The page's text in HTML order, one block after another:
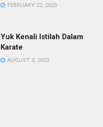
FEBRUARY 22, 2025
Yuk Kenali Istilah Dalam
Karate
AUGUST 3, 2023